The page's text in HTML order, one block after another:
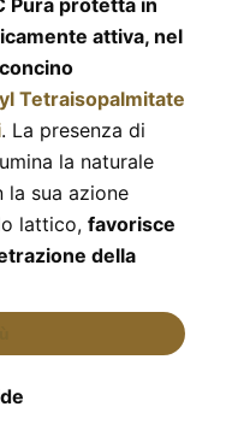
Pura protetta in
attiva, nel
Tetraisopalmitate
. La presenza di
la naturale
la sua azione
lattico, favorisce
della